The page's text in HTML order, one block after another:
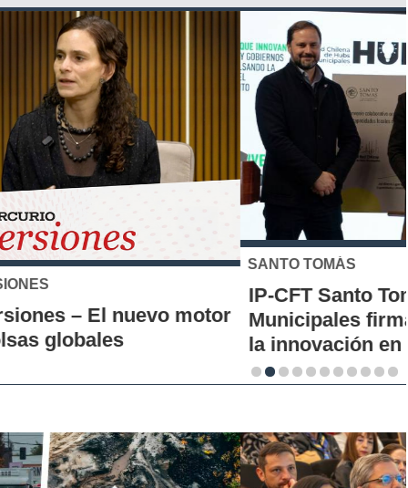
SANTO TOMÁS
IP-CFT Santo Tomás y Red de Hubs
Municipales firman alianza para impulsar
la innovación en los territorios